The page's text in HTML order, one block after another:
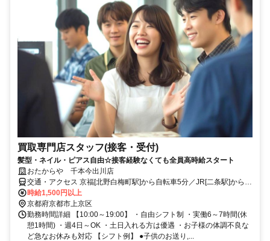
買取専門店スタッフ(接客・受付)
髪型・ネイル・ピアス自由☆接客経験なくても全員高時給スタート
おたからや 千本今出川店
交通・アクセス 京福[北野白梅町駅]から自転車5分／JR[二条駅]から自
転車9分／地下鉄[今出川駅]から自転車8分
時給1,500円以上
京都府京都市上京区
勤務時間詳細 【10:00～19:00】 ・自由シフト制 ・実働6～7時間(休
憩1時間) ・週4日～OK ・土日入れる方は優遇 ・お子様の体調不良な
ど急なお休みも対応 【シフト例】 ●子供のお送り,...